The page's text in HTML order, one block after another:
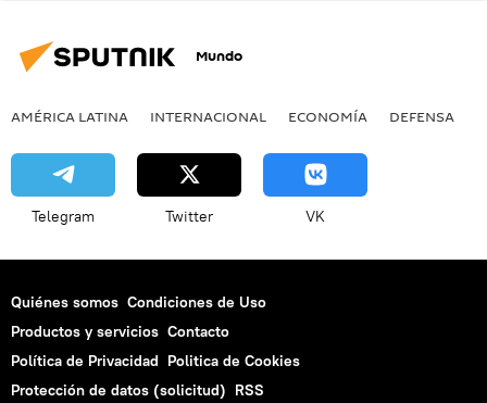
Mundo
AMÉRICA LATINA INTERNACIONAL ECONOMÍA DEFENSA
Telegram Twitter VK
Quiénes somos Condiciones de Uso
Productos y servicios Contacto
Política de Privacidad Politica de Cookies
Protección de datos (solicitud) RSS